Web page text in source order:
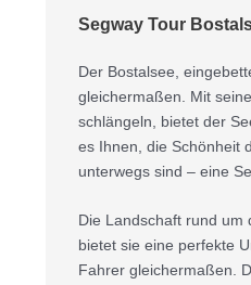
Segway Tour
Der Bostalsee,
gleichermaßen. Mit
schlängeln, bietet der
es Ihnen, die Schönheit
unterwegs sind – eine
Die Landschaft rund um
bietet sie eine perfekte
Fahrer gleichermaßen.